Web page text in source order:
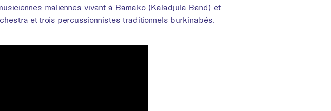
maliennes vivant à Bamako (Kaladjula Band) et
et trois percussionnistes traditionnels burkinabés.